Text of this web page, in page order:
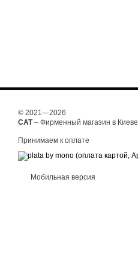
© 2021—2026
CAT– Фирменный магазин в Киеве
Принимаем к оплате
Мобильная версия